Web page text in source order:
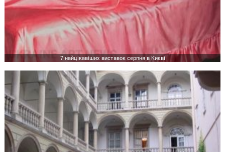
7 найцікавіших виставок серпня в Києві